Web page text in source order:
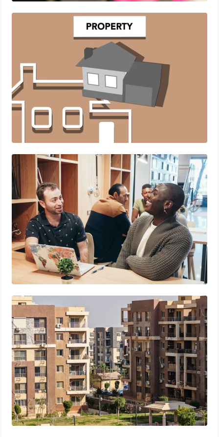
Optimisez votre rentabilité grâce au
cashflow immobilier
Découvrir le coliving en Belgique : une
nouvelle façon de vivre ensemble
Combien peut rapporter un appartement
en location ? Les clés du succès